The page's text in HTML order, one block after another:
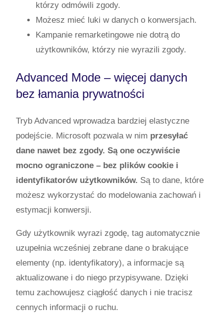
którzy odmówili zgody.
Możesz mieć luki w danych o konwersjach.
Kampanie remarketingowe nie dotrą do
użytkowników, którzy nie wyrazili zgody.
Advanced Mode – więcej danych
bez łamania prywatności
Tryb Advanced wprowadza bardziej elastyczne
podejście. Microsoft pozwala w nim przesyłać
dane nawet bez zgody. Są one oczywiście
mocno ograniczone – bez plików cookie i
identyfikatorów użytkowników. Są to dane, które
możesz wykorzystać do modelowania zachowań i
estymacji konwersji.
Gdy użytkownik wyrazi zgodę, tag automatycznie
uzupełnia wcześniej zebrane dane o brakujące
elementy (np. identyfikatory), a informacje są
aktualizowane i do niego przypisywane. Dzięki
temu zachowujesz ciągłość danych i nie tracisz
cennych informacji o ruchu.